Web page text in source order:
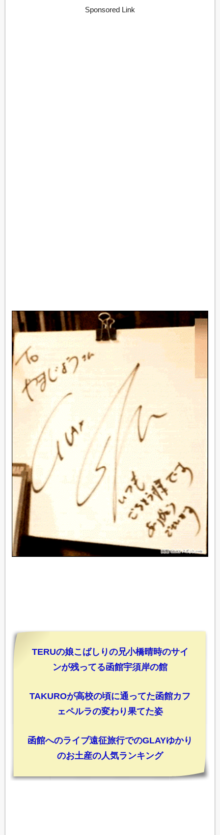
Sponsored Link
TERUの娘こばしりの兄小橋晴時のサイ
ンが残ってる函館宇須岸の館
TAKUROが高校の頃に通ってた函館カフ
ェペルラの変わり果てた姿
函館へのライブ遠征旅行でのGLAYゆかり
のお土産の人気ランキング